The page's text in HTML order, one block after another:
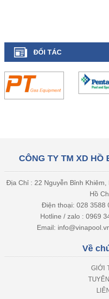
ĐỐI TÁC
CÔNG TY TM XD HỒ
Địa Chỉ : 22 Nguyễn Bỉnh
Hồ
Điện thoại: 028 3588
Hotline / zalo : 0969
Email:
Về
GIỚI